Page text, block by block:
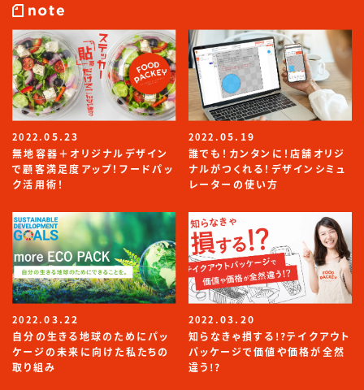
2022.05.23
無地容器＋オリジナルデザイン
で顧客満足度アップ！フードパッ
ク活用術！
2022.05.19
誰でも！カンタンに！店舗オリジ
ナルがつくれる！デザインシミュ
レーターの使い方
2022.03.22
自分の生きる地球のためにパッ
ケージの未来に向けた私たちの
取り組み
2022.03.20
知らなきゃ損する!?テイクアウト
パッケージで価値や価格が全然
違う!?